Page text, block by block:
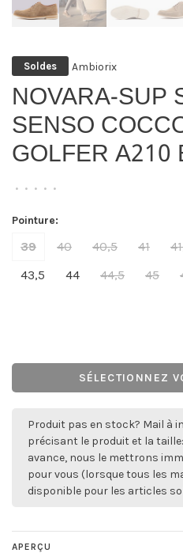
Soldes Ambiorix
NOVARA-SUP
SENSO
GOLFER A210
• • • • •
Pointure:
39 40 40,5 41
43,5
44 44,5 45
SÉLECTIONNEZ
Produit pas en stock? Mail à
précisant le produit et la
avance, nous le mettrons
pour vous (lorsque tous les
disponible pour les articles
APERÇU